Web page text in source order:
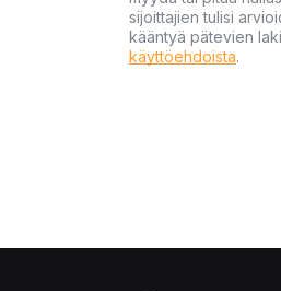
sijoittajien tulisi
kääntyä pätevien
käyttöehdoista.